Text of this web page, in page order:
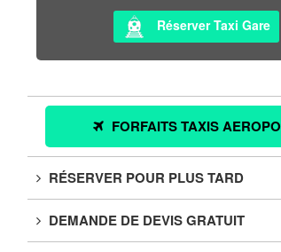
Réserver Taxi Gare
FORFAITS TAXIS
RÉSERVER POUR PLUS TARD
DEMANDE DE DEVIS GRATUIT